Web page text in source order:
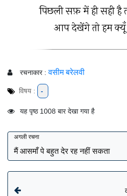
पिछली सफ़ में ही सही है
आप देखेंगे तो हम क्यूँ
रचनाकार : वसीम बरेलवी
विषय : -
यह पृष्ठ 1008 बार देखा गया है
अगली रचना
मैं आसमाँ पे बहुत देर रह नहीं सकता